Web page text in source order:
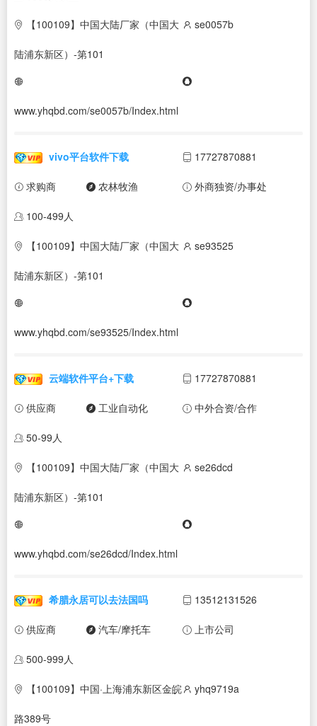
【100109】中国大陆厂家（中国大
陆浦东新区）-第101
se0057b
www.yhqbd.com/se0057b/Index.html
vivo平台软件下载 17727870881
求购商 农林牧渔 外商独资/办事处
100-499人
【100109】中国大陆厂家（中国大
陆浦东新区）-第101
se93525
www.yhqbd.com/se93525/Index.html
云端软件平台+下载 17727870881
供应商 工业自动化 中外合资/合作
50-99人
【100109】中国大陆厂家（中国大
陆浦东新区）-第101
se26dcd
www.yhqbd.com/se26dcd/Index.html
希腊永居可以去法国吗 13512131526
供应商 汽车/摩托车 上市公司
500-999人
【100109】中国·上海浦东新区金皖
路389号
yhq9719a